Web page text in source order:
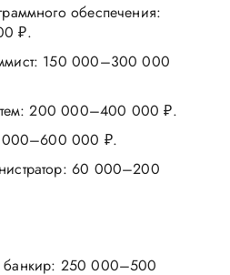
обеспечения:
₽.
150 000–300 000
200 000–400 000 ₽.
000–600 000 ₽.
60 000–200
банкир: 250 000–500